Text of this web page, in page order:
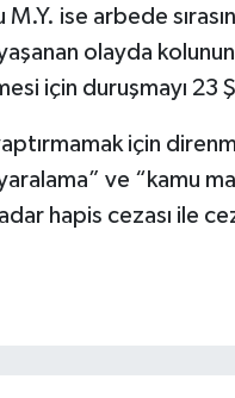
ise arbede
olayda kolunun
için duruşmayı 23
için
ve “kamu
hapis cezası ile